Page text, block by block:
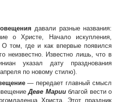
давали разные названия:
о Христе, Начало искупления,
том, где и как впервые появился
неизвестно. Известно лишь, что в
указал дату празднования
по новому стилю).
— передает главный смысл
Деве Марииблагой вести о
Христа. Этот праздник